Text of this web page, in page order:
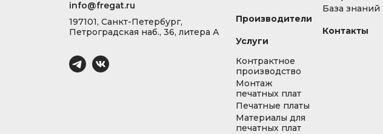
info@fregat.ru
197101, Санкт-Петербург,
Петроградская наб., 36, литера А
Производители
Услуги
Контрактное
производство
Монтаж
печатных плат
Печатные платы
Материалы для
печатных плат
База знаний
Контакты